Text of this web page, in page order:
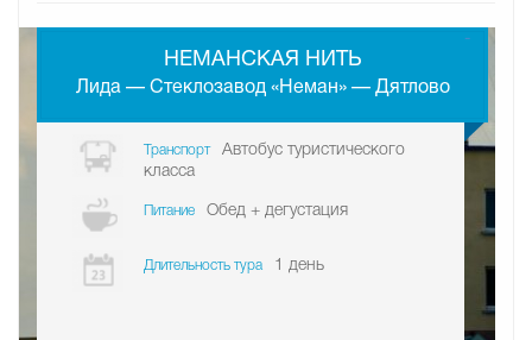
НЕМАНСКАЯ НИТЬ
Лида — Стеклозавод «Неман» — Дятлово
Транспорт
Автобус туристического
класса
Питание Обед + дегустация
Длительность тура 1 день
-